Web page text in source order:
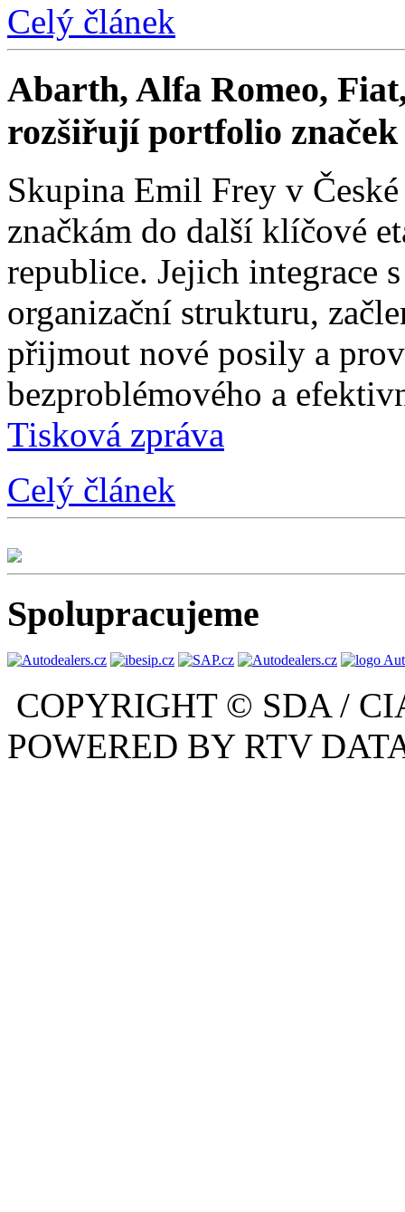
Celý článek
Abarth, Alfa Romeo,
rozšiřují portfolio
Skupina Emil Frey v
značkám do další klíčové
republice. Jejich integrace
organizační strukturu,
přijmout nové posily a
bezproblémového a
Tisková zpráva
Celý článek
Spolupracujeme
COPYRIGHT © SDA /
POWERED BY RTV